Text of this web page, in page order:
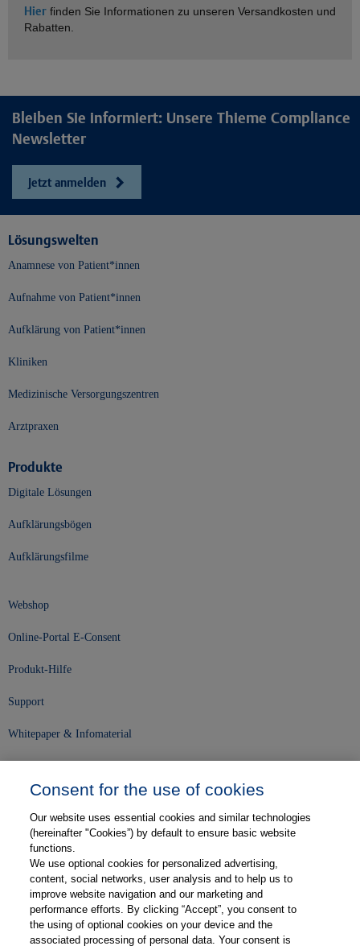
Hier finden Sie Informationen zu unseren Versandkosten und
Rabatten.
Bleiben Sie informiert: Unsere Thieme Compliance
Newsletter
Jetzt anmelden
Lösungswelten
Anamnese von Patient*innen
Aufnahme von Patient*innen
Aufklärung von Patient*innen
Kliniken
Medizinische Versorgungszentren
Arztpraxen
Produkte
Digitale Lösungen
Aufklärungsbögen
Aufklärungsfilme
Webshop
Online-Portal E-Consent
Produkt-Hilfe
Support
Whitepaper & Infomaterial
Karriere
Kontakt
Web-Semniare
Anwenderberichte
Consent for the use of cookies
Our website uses essential cookies and similar technologies
(hereinafter "Cookies”) by default to ensure basic website
functions.
We use optional cookies for personalized advertising,
content, social networks, user analysis and to help us to
improve website navigation and our marketing and
performance efforts. By clicking “Accept”, you consent to
the using of optional cookies on your device and the
associated processing of personal data. Your consent is